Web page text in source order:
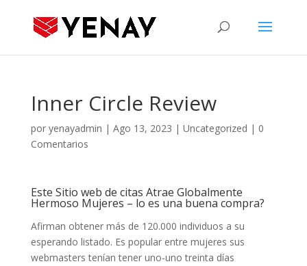
Inner Circle Review
por yenayadmin | Ago 13, 2023 | Uncategorized | 0
Comentarios
Este Sitio web de citas Atrae Globalmente
Hermoso Mujeres – lo es una buena compra?
Afirman obtener más de 120.000 individuos a su
esperando listado. Es popular entre mujeres sus
webmasters tenían tener uno-uno treinta días